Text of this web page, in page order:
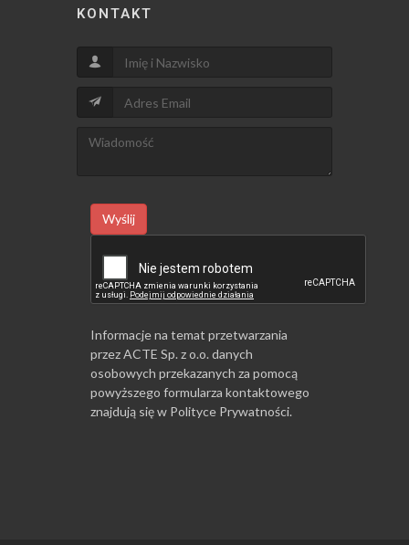
KONTAKT
Wyślij
Informacje na temat przetwarzania
przez ACTE Sp. z o.o. danych
osobowych przekazanych za pomocą
powyższego formularza kontaktowego
znajdują się w Polityce Prywatności.